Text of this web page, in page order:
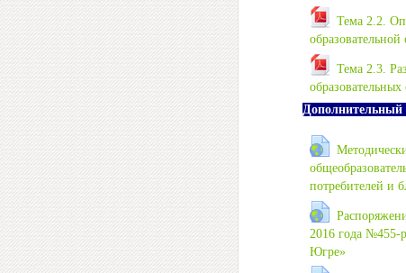
Тема 2.2.
образовательной
Тема 2.3.
Дополнительный
потребителей и
2016 года №455-
Югре»